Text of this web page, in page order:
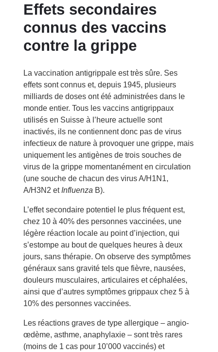
Effets secondaires
connus des vaccins
contre la grippe
La vaccination antigrippale est très sûre. Ses
effets sont connus et, depuis 1945, plusieurs
milliards de doses ont été administrées dans le
monde entier. Tous les vaccins antigrippaux
utilisés en Suisse à l’heure actuelle sont
inactivés, ils ne contiennent donc pas de virus
infectieux de nature à provoquer une grippe, mais
uniquement les antigènes de trois souches de
virus de la grippe momentanément en circulation
(une souche de chacun des virus A/H1N1,
A/H3N2 et Influenza B).
L’effet secondaire potentiel le plus fréquent est,
chez 10 à 40% des personnes vaccinées, une
légère réaction locale au point d’injection, qui
s’estompe au bout de quelques heures à deux
jours, sans thérapie. On observe des symptômes
généraux sans gravité tels que fièvre, nausées,
douleurs musculaires, articulaires et céphalées,
ainsi que d’autres symptômes grippaux chez 5 à
10% des personnes vaccinées.
Les réactions graves de type allergique – angio-
œdème, asthme, anaphylaxie – sont très rares
(moins de 1 cas pour 10’000 vaccinés) et